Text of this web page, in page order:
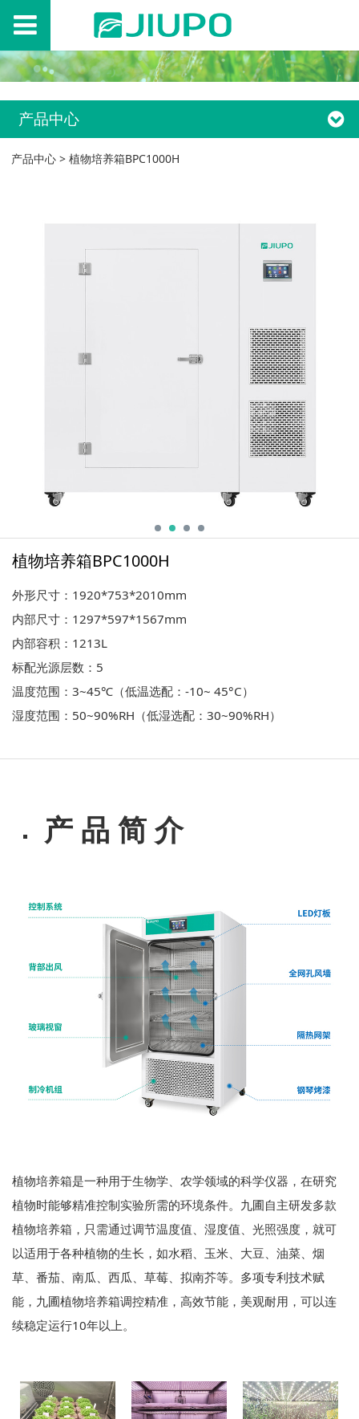
产品中心
产品中心 > 植物培养箱BPC1000H
植物培养箱BPC1000H
外形尺寸：1920*753*2010mm
内部尺寸：1297*597*1567mm
内部容积：1213L
标配光源层数：5
温度范围：3~45℃（低温选配：-10~ 45°C）
湿度范围：50~90%RH（低湿选配：30~90%RH）
产 品 简 介
植物培养箱是一种用于生物学、农学领域的科学仪器，在研究
植物时能够精准控制实验所需的环境条件。九圃自主研发多款
植物培养箱，只需通过调节温度值、湿度值、光照强度，就可
以适用于各种植物的生长，如水稻、玉米、大豆、油菜、烟
草、番茄、南瓜、西瓜、草莓、拟南芥等。多项专利技术赋
能，九圃植物培养箱调控精准，高效节能，美观耐用，可以连
续稳定运行10年以上。